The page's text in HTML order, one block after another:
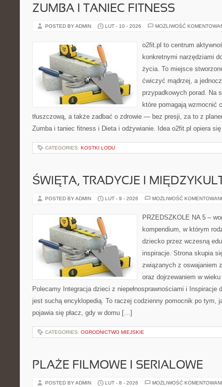
ZUMBA I TANIEC FITNESS
POSTED BY ADMIN LUT - 10 - 2026 MOŻLIWOŚĆ
o2fit.pl to centrum
konkretnymi narzędziami
życia. To miejsce
ćwiczyć mądrzej, a
przypadkowych porad. Na
które pomagają wzmocnić
tłuszczową, a także zadbać o zdrowie — bez presji, za to z
Zumba i taniec fitness i Dieta i odżywianie. Idea o2fit.pl opiera
CATEGORIES: KOSTKI LODU
ŚWIĘTA, TRADYCJE I
POSTED BY ADMIN LUT - 9 - 2026 MOŻLIWOŚĆ
PRZEDSZKOLE NA 5 –
kompendium, w którym
dziecko przez wczesną
inspiracje. Strona skupia
związanych z oswajaniem
oraz dojrzewaniem w
Polecamy Integracja dzieci z niepełnosprawnościami i Inspiracje
jest suchą encyklopedią. To raczej codzienny pomocnik po tym,
pojawia się płacz, gdy w domu […]
CATEGORIES: OGRODNICTWO MIEJSKIE
PLAŻE FILMOWE I SERIALOWE
POSTED BY ADMIN LUT - 8 - 2026 MOŻLIWOŚĆ